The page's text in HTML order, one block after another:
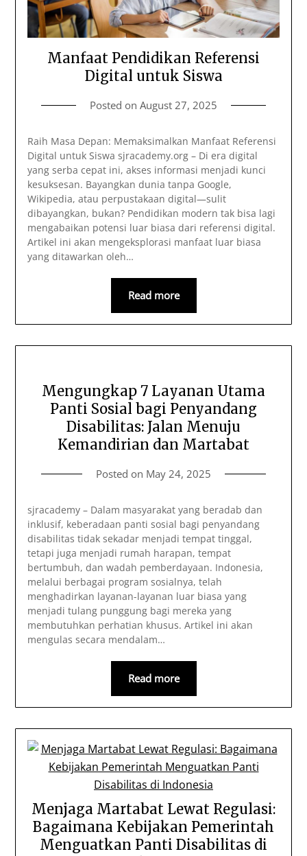
Manfaat Pendidikan Referensi
Digital untuk Siswa
Posted on August 27, 2025
Raih Masa Depan: Memaksimalkan Manfaat Referensi
Digital untuk Siswa sjracademy.org – Di era digital
yang serba cepat ini, akses informasi menjadi kunci
kesuksesan. Bayangkan dunia tanpa Google,
Wikipedia, atau perpustakaan digital—sulit
dibayangkan, bukan? Pendidikan modern tak bisa lagi
mengabaikan potensi luar biasa dari referensi digital.
Artikel ini akan mengeksplorasi manfaat luar biasa
yang ditawarkan oleh…
Read more
Mengungkap 7 Layanan Utama
Panti Sosial bagi Penyandang
Disabilitas: Jalan Menuju
Kemandirian dan Martabat
Posted on May 24, 2025
sjracademy – Dalam masyarakat yang beradab dan
inklusif, keberadaan panti sosial bagi penyandang
disabilitas tidak sekadar menjadi tempat tinggal,
tetapi juga menjadi rumah harapan, tempat
bertumbuh, dan wadah pemberdayaan. Indonesia,
melalui berbagai program sosialnya, telah
menghadirkan layanan-layanan luar biasa yang
menjadi tulang punggung bagi mereka yang
membutuhkan perhatian khusus. Artikel ini akan
mengulas secara mendalam…
Read more
Menjaga Martabat Lewat Regulasi:
Bagaimana Kebijakan Pemerintah
Menguatkan Panti Disabilitas di